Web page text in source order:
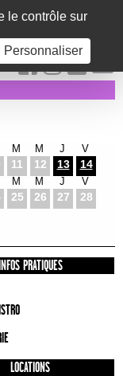
le contrôle sur
Personnaliser
EXPOS EVENTS
M
11
M
12
J
13
V
14
M
25
M
26
J
27
V
28
INFOS PRATIQUES
LOCATIONS